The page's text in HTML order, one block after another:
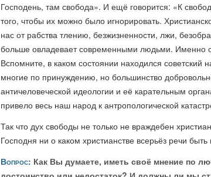
Господень, там свобода». И ещё говорится: «К
того, чтобы их можно было игнорировать.
нас от рабства тлению, безжизненности, лжи,
больше овладевает современными людьми. Именно
Вспомните, в каком состоянии находился советский
многие по принуждению, но большинство
античеловеческой идеологии и её карательным
привело весь наш народ к антропологической
Так что дух свободы не только не враждебен
Господня ни о каком христианстве всерьёз речи
Вопрос: Как Вы думаете, иметь своё мнение по